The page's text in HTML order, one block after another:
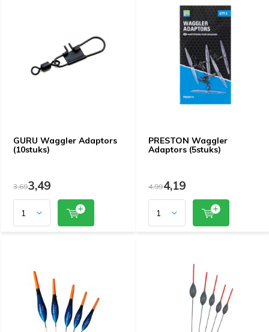
GURU Waggler Adaptors
(10stuks)
3,693,49
PRESTON Waggler
Adaptors (5stuks)
4,994,19